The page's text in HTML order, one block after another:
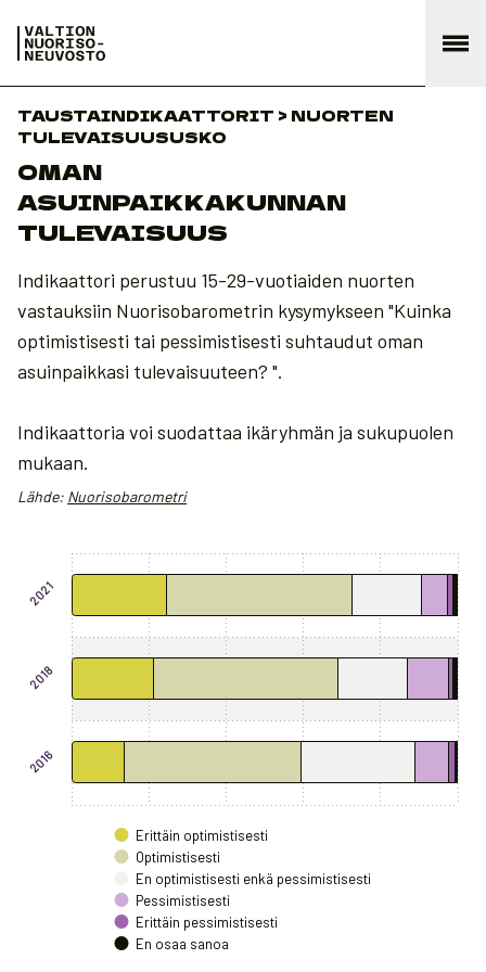
TAUSTAINDIKAATTORIT > NUORTEN
TULEVAISUUSUSKO
OMAN
ASUINPAIKKAKUNNAN
TULEVAISUUS
Indikaattori perustuu 15-29-vuotiaiden nuorten
vastauksiin Nuorisobarometrin kysymykseen "Kuinka
optimistisesti tai pessimistisesti suhtaudut oman
asuinpaikkasi tulevaisuuteen? ".
Indikaattoria voi suodattaa ikäryhmän ja sukupuolen
mukaan.
Lähde: Nuorisobarometri
Bar chart with 6 data series.
The chart has 1 X axis displaying categories.
The chart has 1 Y axis displaying values. Data ranges from 0.7 to
2016
2018
2021
Erittäin optimistisesti
Optimistisesti
En optimistisesti enkä pessimistisesti
Pessimistisesti
Erittäin pessimistisesti
En osaa sanoa